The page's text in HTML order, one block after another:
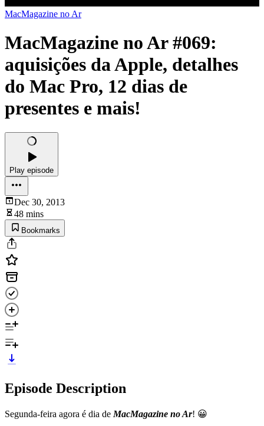
MacMagazine no Ar
MacMagazine no Ar #069:
aquisições da Apple, detalhes
do Mac Pro, 12 dias de
presentes e mais!
Play episode
Dec 30, 2013
48 mins
Bookmarks
Episode Description
Segunda-feira agora é dia de MacMagazine no Ar! 😀